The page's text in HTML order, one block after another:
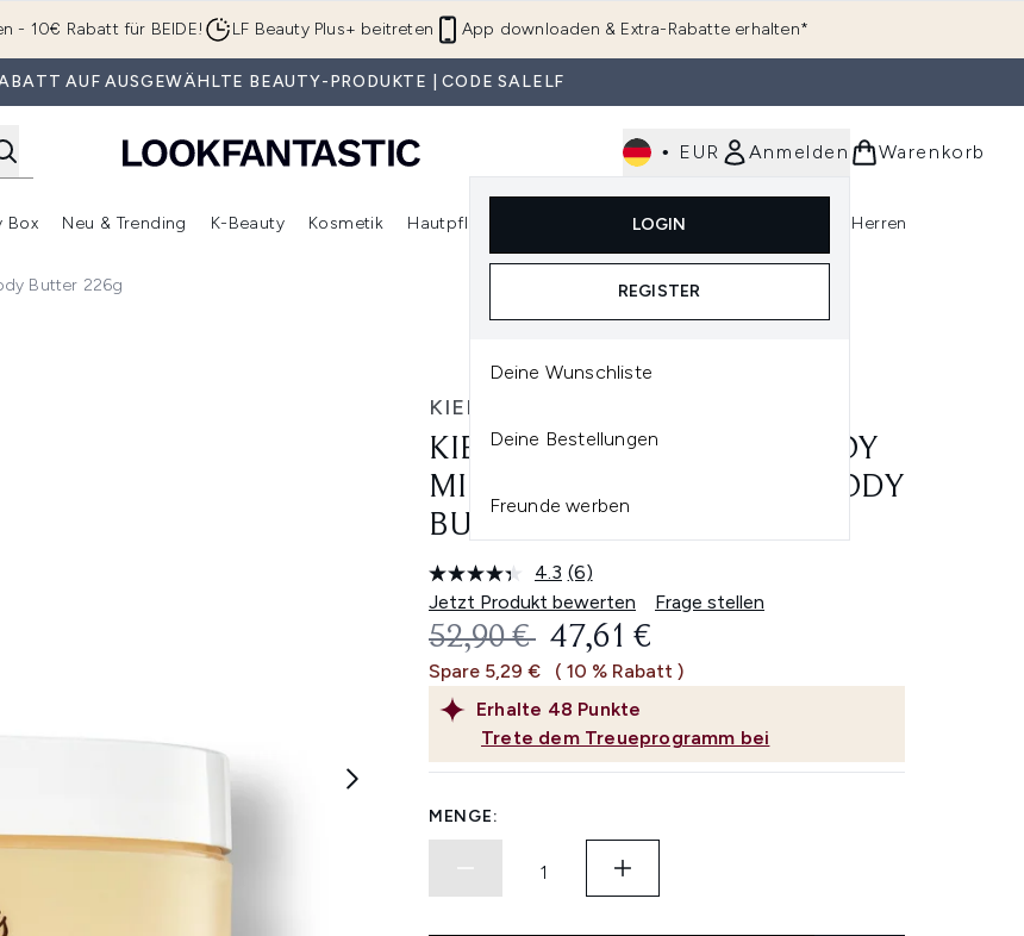
Zum Hauptinhalt springen
App downloaden & Extra-Rabatte erhalten*
- 10€ Rabatt für BEIDE! LF Beauty Plus+ beitreten
AUF AUSGEWÄHLTE BEAUTY-PRODUKTE | CODE SALELF
• EUR Anmelden
LOGIN
REGISTER
Deine Wunschliste
Deine Bestellungen
Freunde werben
Warenkorb
Untermenü Anmelden (Geschenke)Untermenü Anmelden (Marken)
Box
Untermenü Anmelden (Beauty Box)
Neu & Trending
Untermenü Anmelden (Neu & Trending)
K-Beauty Kosmetik
Untermenü Anmelden (Kosmetik)
Hautpflege
Untermenü Anmelden (Haarpflege)
Parfum
Untermenü Anmelden (Parfum)
Herren
Butter 226g
KIEHL'S SINCE 1851
KIEHL'S CREME DE CORPS SOY
MILK & HONEY WHIPPED BODY
BUTTER 226G
4.3 6
Bewertungen
lesen.
Link
auf
derselben
(6)
Jetzt Produkt bewerten
Frage stellen
Erhalte 48 Punkte
Trete dem Treueprogramm bei
UNVERBINDLICHE PREISEMPFEHLUNG:
52,90 € AKTUELLER PREIS:
47,61 €
Spare 5,29 € ( 10 % Rabatt )
MENGE: